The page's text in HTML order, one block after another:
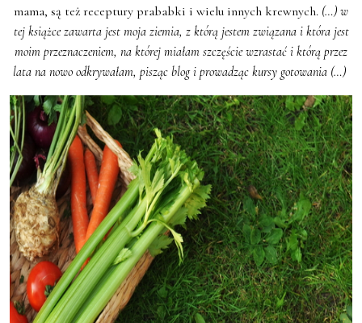
mama, są też receptury prababki i wielu innych krewnych. (…) w
tej książce zawarta jest moja ziemia, z którą jestem związana i która jest
moim przeznaczeniem, na której miałam szczęście wzrastać i którą przez
lata na nowo odkrywałam, pisząc blog i prowadząc kursy gotowania (…)